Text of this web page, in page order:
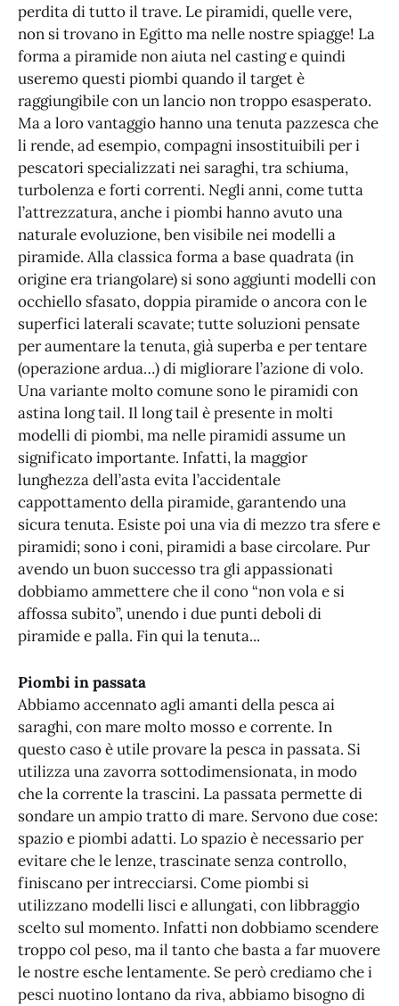
perdita di tutto il trave. Le piramidi, quelle vere,
non si trovano in Egitto ma nelle nostre spiagge! La
forma a piramide non aiuta nel casting e quindi
useremo questi piombi quando il target è
raggiungibile con un lancio non troppo esasperato.
Ma a loro vantaggio hanno una tenuta pazzesca che
li rende, ad esempio, compagni insostituibili per i
pescatori specializzati nei saraghi, tra schiuma,
turbolenza e forti correnti. Negli anni, come tutta
l’attrezzatura, anche i piombi hanno avuto una
naturale evoluzione, ben visibile nei modelli a
piramide. Alla classica forma a base quadrata (in
origine era triangolare) si sono aggiunti modelli con
occhiello sfasato, doppia piramide o ancora con le
superfici laterali scavate; tutte soluzioni pensate
per aumentare la tenuta, già superba e per tentare
(operazione ardua…) di migliorare l’azione di volo.
Una variante molto comune sono le piramidi con
astina long tail. Il long tail è presente in molti
modelli di piombi, ma nelle piramidi assume un
significato importante. Infatti, la maggior
lunghezza dell’asta evita l’accidentale
cappottamento della piramide, garantendo una
sicura tenuta. Esiste poi una via di mezzo tra sfere e
piramidi; sono i coni, piramidi a base circolare. Pur
avendo un buon successo tra gli appassionati
dobbiamo ammettere che il cono “non vola e si
affossa subito”, unendo i due punti deboli di
piramide e palla. Fin qui la tenuta...
Piombi in passata
Abbiamo accennato agli amanti della pesca ai
saraghi, con mare molto mosso e corrente. In
questo caso è utile provare la pesca in passata. Si
utilizza una zavorra sottodimensionata, in modo
che la corrente la trascini. La passata permette di
sondare un ampio tratto di mare. Servono due cose:
spazio e piombi adatti. Lo spazio è necessario per
evitare che le lenze, trascinate senza controllo,
finiscano per intrecciarsi. Come piombi si
utilizzano modelli lisci e allungati, con libbraggio
scelto sul momento. Infatti non dobbiamo scendere
troppo col peso, ma il tanto che basta a far muovere
le nostre esche lentamente. Se però crediamo che i
pesci nuotino lontano da riva, abbiamo bisogno di